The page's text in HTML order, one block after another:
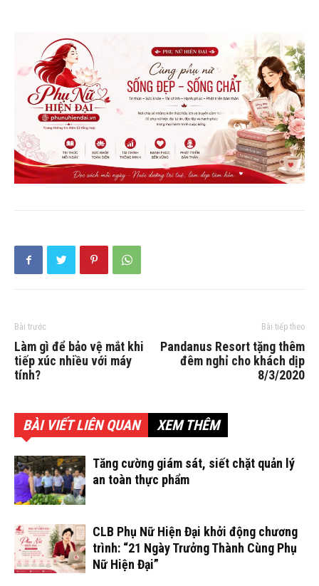
Bài trước
Làm gì để bảo vệ mắt khi
tiếp xúc nhiều với máy
tính?
Bài tiếp theo
Pandanus Resort tặng thêm
đêm nghỉ cho khách dịp
8/3/2020
BÀI VIẾT LIÊN QUAN XEM THÊM
Tăng cường giám sát, siết chặt quản lý
an toàn thực phẩm
CLB Phụ Nữ Hiện Đại khởi động chương
trình: “21 Ngày Trưởng Thành Cùng Phụ
Nữ Hiện Đại”